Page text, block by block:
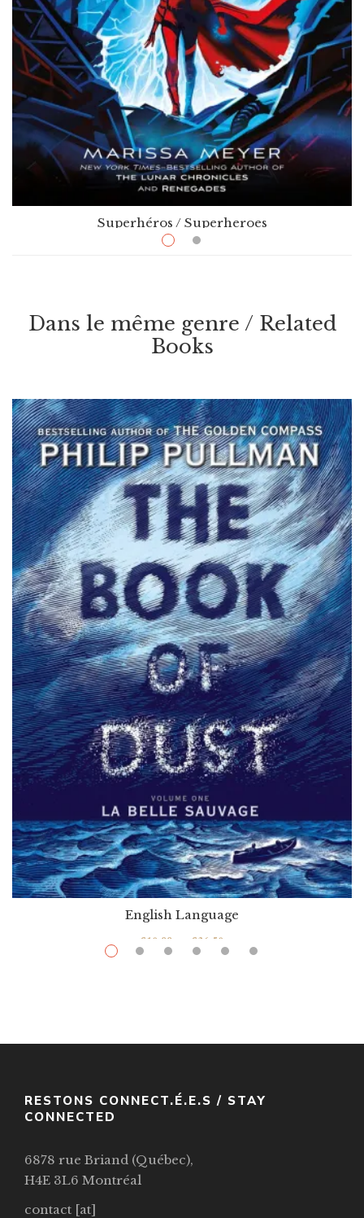
Superhéros / Superheroes
$26.99
Dans le même genre / Related
Books
English Language
$10.99 $36.50
RESTONS CONNECT.É.E.S / STAY
CONNECTED
6878 rue Briand (Québec),
H4E 3L6 Montréal
contact [at]